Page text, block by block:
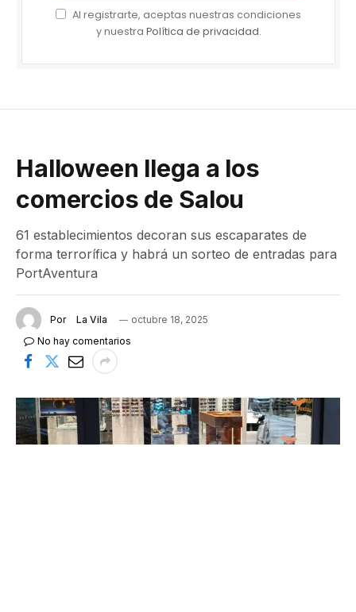
Al registrarte, aceptas nuestras condiciones
y nuestra Política de privacidad.
Halloween llega a los
comercios de Salou
61 establecimientos decoran sus escaparates de
forma terrorífica y habrá un sorteo de entradas para
PortAventura
Por La Vila
octubre 18, 2025
No hay comentarios